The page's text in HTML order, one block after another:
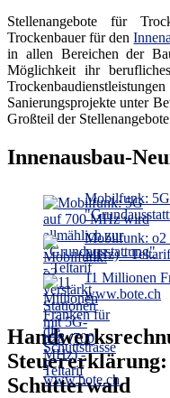
Stellenangebote für
Trockenbauer für den
in allen Bereichen der
Möglichkeit ihr
Sanierungsprojekte unter
Großteil der
Innenausbau-
Mobilfunk:
Mobilfunk: o2
MHz) - Teltarif
11 Millionen
www.bote.ch
Schutterwald